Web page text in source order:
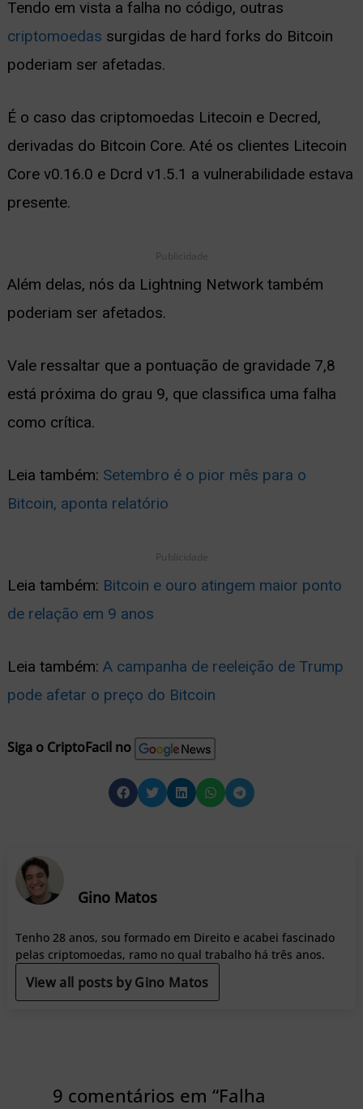
Tendo em vista a falha no código, outras
criptomoedas surgidas de hard forks do Bitcoin
poderiam ser afetadas.
É o caso das criptomoedas Litecoin e Decred,
derivadas do Bitcoin Core. Até os clientes Litecoin
Core v0.16.0 e Dcrd v1.5.1 a vulnerabilidade estava
presente.
Publicidade
Além delas, nós da Lightning Network também
poderiam ser afetados.
Vale ressaltar que a pontuação de gravidade 7,8
está próxima do grau 9, que classifica uma falha
como crítica.
Leia também: Setembro é o pior mês para o
Bitcoin, aponta relatório
Publicidade
Leia também: Bitcoin e ouro atingem maior ponto
de relação em 9 anos
Leia também: A campanha de reeleição de Trump
pode afetar o preço do Bitcoin
Siga o CriptoFacil no
Gino Matos
Tenho 28 anos, sou formado em Direito e acabei fascinado
pelas criptomoedas, ramo no qual trabalho há três anos.
View all posts by Gino Matos
9 comentários em “Falha